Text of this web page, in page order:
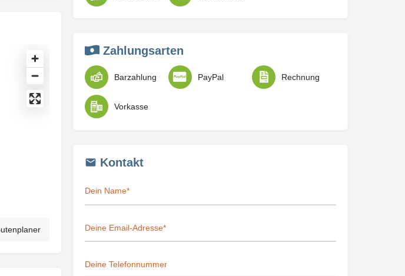
Zahlungsarten
Barzahlung PayPal Rechnung
Vorkasse
Kontakt